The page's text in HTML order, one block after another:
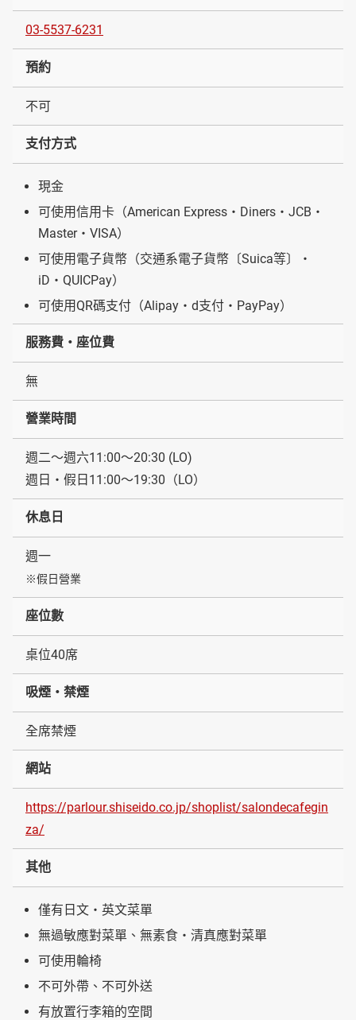
03-5537-6231
預約
不可
支付方式
現金
可使用信用卡（American Express・Diners・JCB・
Master・VISA）
可使用電子貨幣（交通系電子貨幣〔Suica等〕・
iD・QUICPay）
可使用QR碼支付（Alipay・d支付・PayPay）
服務費・座位費
無
營業時間
週二～週六11:00〜20:30 (LO)
週日・假日11:00～19:30（LO）
休息日
週一
※假日營業
座位數
桌位40席
吸煙・禁煙
全席禁煙
網站
https://parlour.shiseido.co.jp/shoplist/salondecafegin
za/
其他
僅有日文・英文菜單
無過敏應對菜單、無素食・清真應對菜單
可使用輪椅
不可外帶、不可外送
有放置行李箱的空間